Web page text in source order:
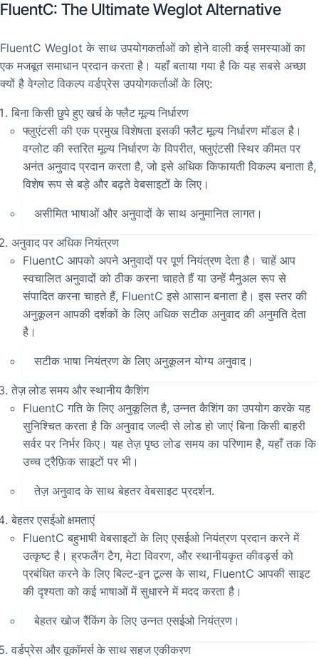
FluentC: The Ultimate Weglot Alternative
FluentC Weglot के साथ उपयोगकर्ताओं को होने वाली कई समस्याओं का
एक मजबूत समाधान प्रदान करता है। यहाँ बताया गया है कि यह सबसे अच्छा
क्यों है वेग्लोट विकल्प वर्डप्रेस उपयोगकर्ताओं के लिए:
बिना किसी छुपे हुए खर्च के फ्लैट मूल्य निर्धारण
फ्लुएंटसी की एक प्रमुख विशेषता इसकी फ्लैट मूल्य निर्धारण मॉडल है।
वग्लोट की स्तरित मूल्य निर्धारण के विपरीत, फ्लुएंटसी स्थिर कीमत पर
अनंत अनुवाद प्रदान करता है, जो इसे अधिक किफायती विकल्प बनाता है,
विशेष रूप से बड़े और बढ़ते वेबसाइटों के लिए।
असीमित भाषाओं और अनुवादों के साथ अनुमानित लागत।
अनुवाद पर अधिक नियंत्रण
FluentC आपको अपने अनुवादों पर पूर्ण नियंत्रण देता है। चाहें आप
स्वचालित अनुवादों को ठीक करना चाहते हैं या उन्हें मैनुअल रूप से
संपादित करना चाहते हैं, FluentC इसे आसान बनाता है। इस स्तर की
अनुकूलन आपकी दर्शकों के लिए अधिक सटीक अनुवाद की अनुमति देता
है।
सटीक भाषा नियंत्रण के लिए अनुकूलन योग्य अनुवाद।
तेज़ लोड समय और स्थानीय कैशिंग
FluentC गति के लिए अनुकूलित है, उन्नत कैशिंग का उपयोग करके यह
सुनिश्चित करता है कि अनुवाद जल्दी से लोड हो जाएं बिना किसी बाहरी
सर्वर पर निर्भर किए। यह तेज़ पृष्ठ लोड समय का परिणाम है, यहाँ तक कि
उच्च ट्रैफ़िक साइटों पर भी।
तेज़ अनुवाद के साथ बेहतर वेबसाइट प्रदर्शन.
बेहतर एसईओ क्षमताएं
FluentC बहुभाषी वेबसाइटों के लिए एसईओ नियंत्रण प्रदान करने में
उत्कृष्ट है। ह्रफलैंग टैग, मेटा विवरण, और स्थानीयकृत कीवर्ड्स को
प्रबंधित करने के लिए बिल्ट-इन टूल्स के साथ, FluentC आपकी साइट
की दृश्यता को कई भाषाओं में सुधारने में मदद करता है।
बेहतर खोज रैंकिंग के लिए उन्नत एसईओ नियंत्रण।
वर्डप्रेस और वूकॉमर्स के साथ सहज एकीकरण